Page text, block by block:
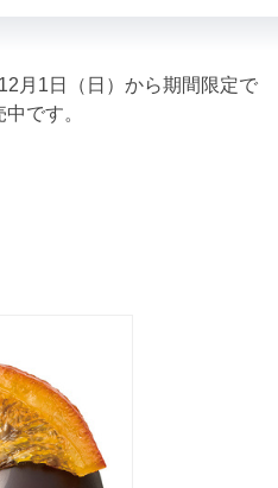
月1日（日）から期間限定で
です。